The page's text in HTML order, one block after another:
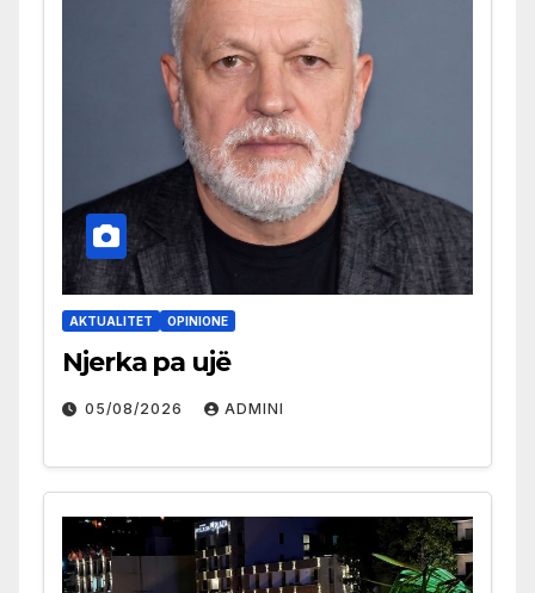
AKTUALITET OPINIONE
Njerka pa ujë
05/08/2026 ADMINI